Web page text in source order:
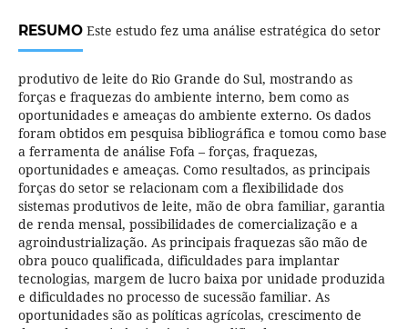
RESUMOEste estudo fez uma análise estratégica do setor
produtivo de leite do Rio Grande do Sul, mostrando as
forças e fraquezas do ambiente interno, bem como as
oportunidades e ameaças do ambiente externo. Os dados
foram obtidos em pesquisa bibliográfica e tomou como base
a ferramenta de análise Fofa – forças, fraquezas,
oportunidades e ameaças. Como resultados, as principais
forças do setor se relacionam com a flexibilidade dos
sistemas produtivos de leite, mão de obra familiar, garantia
de renda mensal, possibilidades de comercialização e a
agroindustrialização. As principais fraquezas são mão de
obra pouco qualificada, dificuldades para implantar
tecnologias, margem de lucro baixa por unidade produzida
e dificuldades no processo de sucessão familiar. As
oportunidades são as políticas agrícolas, crescimento de